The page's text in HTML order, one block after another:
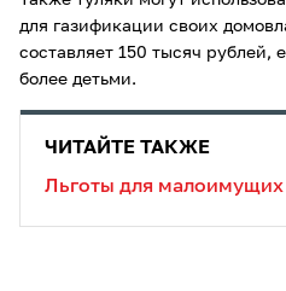
для газификации своих
составляет 150 тысяч рублей,
более детьми.
ЧИТАЙТЕ ТАКЖЕ
Льготы для малоимущих